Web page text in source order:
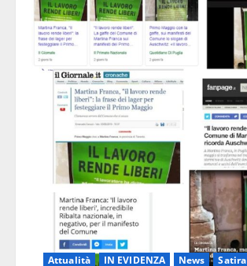
Attualità IN EVIDENZA News Satira